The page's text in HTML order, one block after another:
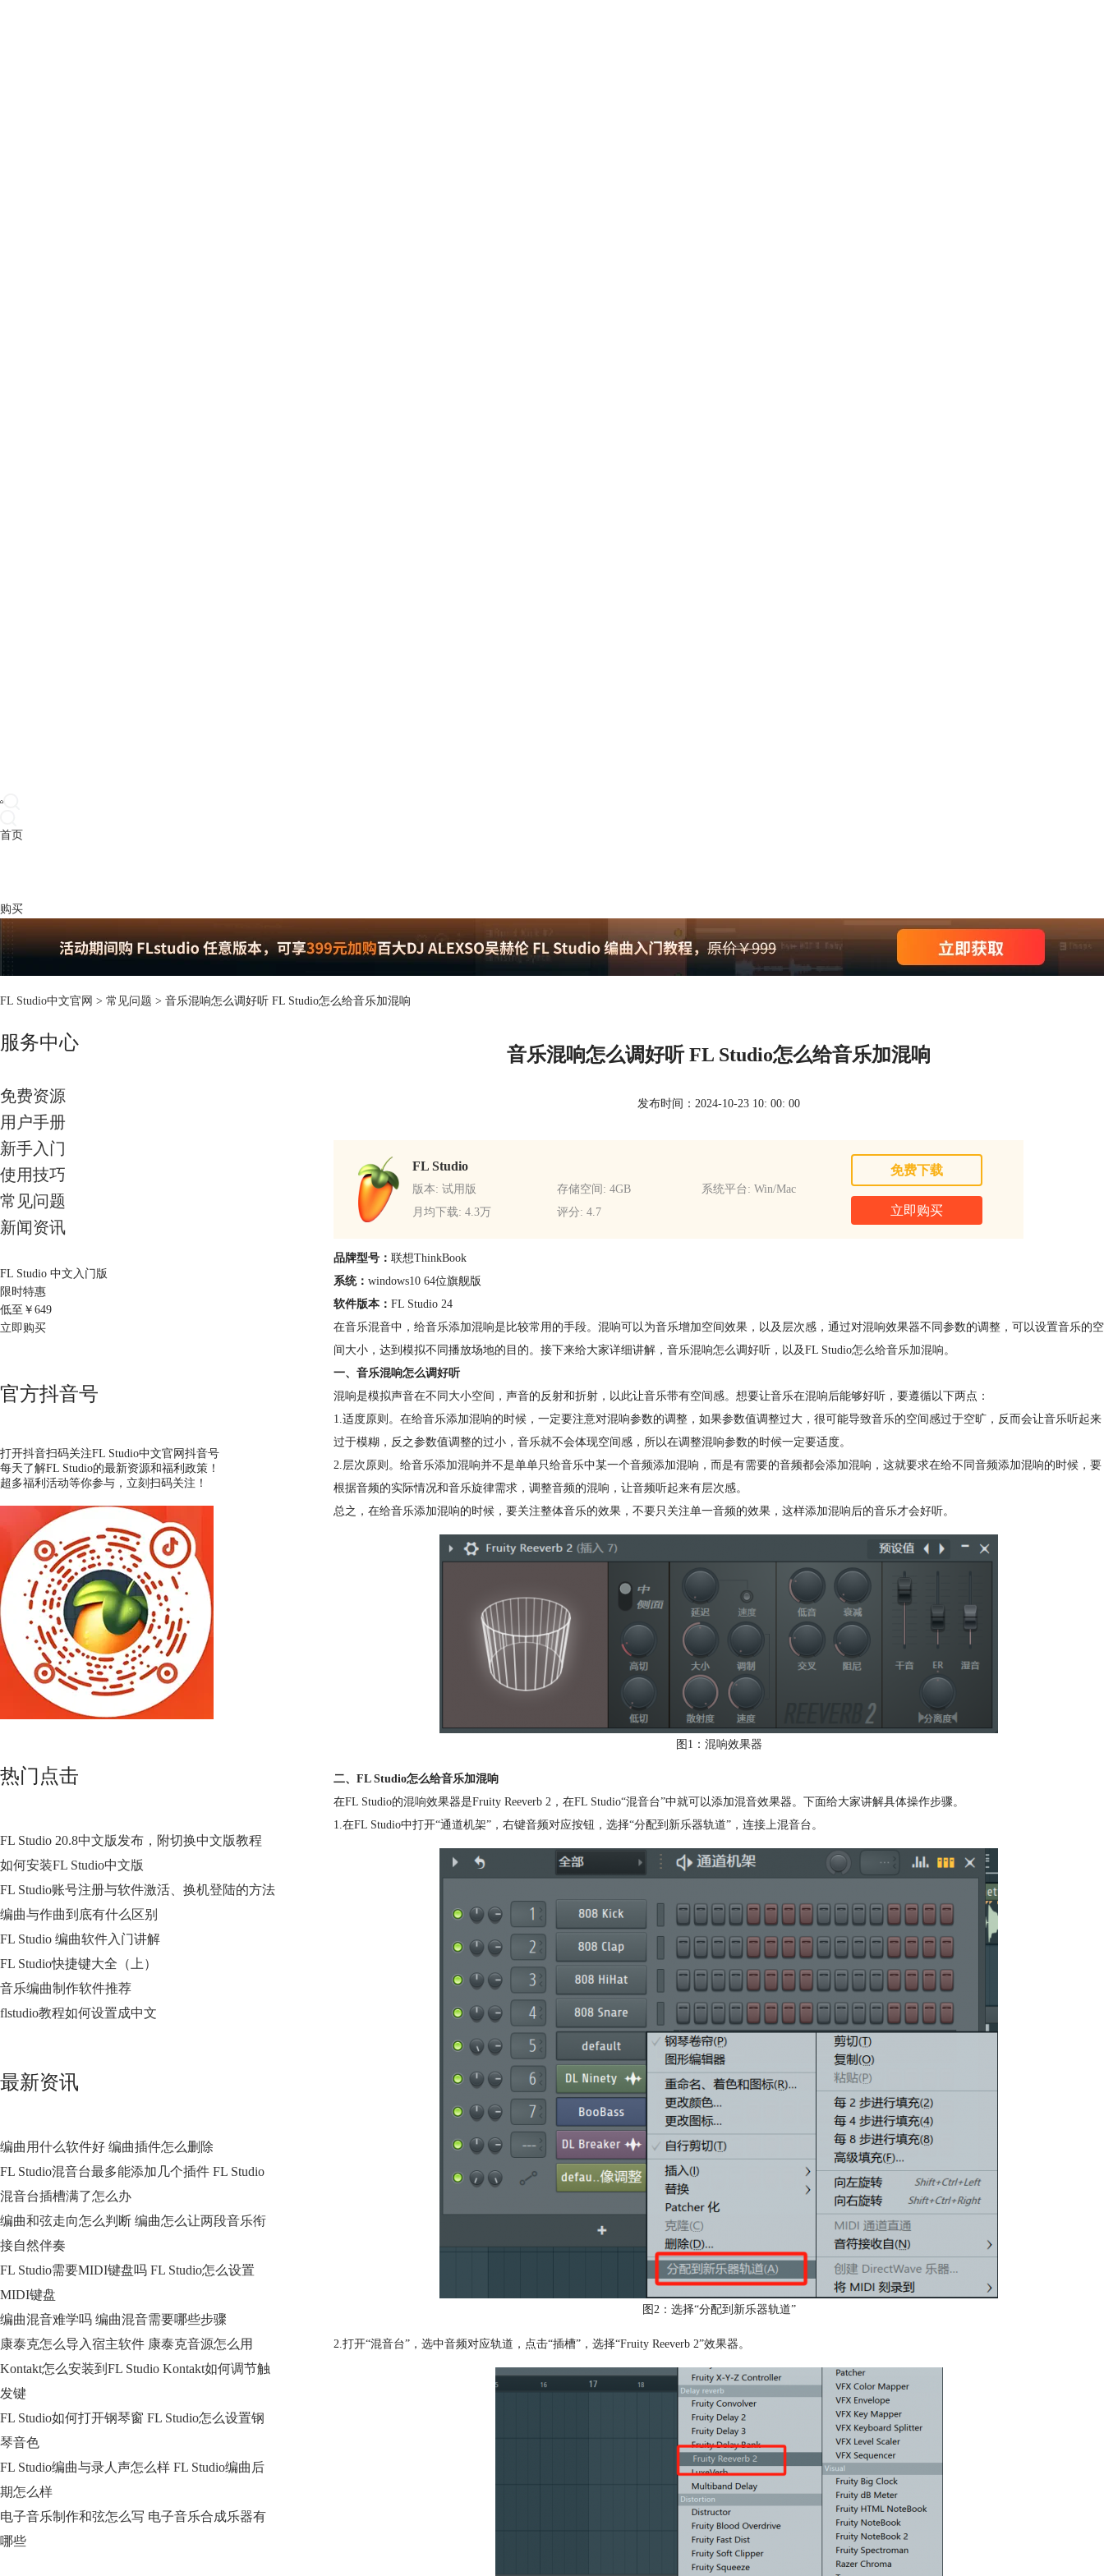
首页
购买
FL Studio中文官网 > 常见问题 > 音乐混响怎么调好听 FL Studio怎么给音乐加混响
服务中心
免费资源
用户手册
新手入门
使用技巧
常见问题
新闻资讯
FL Studio 中文入门版
限时特惠
低至￥ 649
立即购买
官方抖音号
打开抖音扫码关注FL Studio中文官网抖音号
每天了解FL Studio的最新资源和福利政策！
超多福利活动等你参与，立刻扫码关注！
热门点击
FL Studio 20.8中文版发布，附切换中文版教程
如何安装FL Studio中文版
FL Studio账号注册与软件激活、换机登陆的方法
编曲与作曲到底有什么区别
FL Studio 编曲软件入门讲解
FL Studio快捷键大全（上）
音乐编曲制作软件推荐
flstudio教程如何设置成中文
最新资讯
编曲用什么软件好 编曲插件怎么删除
FL Studio混音台最多能添加几个插件 FL Studio
混音台插槽满了怎么办
编曲和弦走向怎么判断 编曲怎么让两段音乐衔
接自然伴奏
FL Studio需要MIDI键盘吗 FL Studio怎么设置
MIDI键盘
编曲混音难学吗 编曲混音需要哪些步骤
康泰克怎么导入宿主软件 康泰克音源怎么用
Kontakt怎么安装到FL Studio Kontakt如何调节触
发键
FL Studio如何打开钢琴窗 FL Studio怎么设置钢
琴音色
FL Studio编曲与录人声怎么样 FL Studio编曲后
期怎么样
电子音乐制作和弦怎么写 电子音乐合成乐器有
哪些
音乐混响怎么调好听 FL Studio怎么给音乐加混响
发布时间：2024-10-23 10: 00: 00
FL Studio
版本: 试用版 存储空间: 4GB
系统平台: Win/Mac
月均下载: 4.3万
评分: 4.7
免费下载
立即购买
品牌型号： 联想ThinkBook
系统： windows10 64位旗舰版
软件版本： FL Studio 24
在音乐混音中，给音乐添加混响是比较常用的手段。混响可以为音乐增加空间效果，以及层次感，通过对混响效果器不同参数的调整，可以设置音乐的空
间大小，达到模拟不同播放场地的目的。接下来给大家详细讲解，音乐混响怎么调好听，以及FL Studio怎么给音乐加混响。
一、音乐混响怎么调好听
混响是模拟声音在不同大小空间，声音的反射和折射，以此让音乐带有空间感。想要让音乐在混响后能够好听，要遵循以下两点：
1.适度原则。在给音乐添加混响的时候，一定要注意对混响参数的调整，如果参数值调整过大，很可能导致音乐的空间感过于空旷，反而会让音乐听起来
过于模糊，反之参数值调整的过小，音乐就不会体现空间感，所以在调整混响参数的时候一定要适度。
2.层次原则。给音乐添加混响并不是单单只给音乐中某一个音频添加混响，而是有需要的音频都会添加混响，这就要求在给不同音频添加混响的时候，要
根据音频的实际情况和音乐旋律需求，调整音频的混响，让音频听起来有层次感。
总之，在给音乐添加混响的时候，要关注整体音乐的效果，不要只关注单一音频的效果，这样添加混响后的音乐才会好听。
图1：混响效果器
二、FL Studio怎么给音乐加混响
在FL Studio的混响效果器是Fruity Reeverb 2，在FL Studio“混音台”中就可以添加混音效果器。下面给大家讲解具体操作步骤。
1.在FL Studio中打开“通道机架”，右键音频对应按钮，选择“分配到新乐器轨道”，连接上混音台。
图2：选择“分配到新乐器轨道”
2.打开“混音台”，选中音频对应轨道，点击“插槽”，选择“Fruity Reeverb 2”效果器。